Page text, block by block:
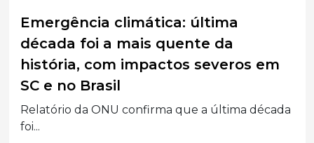
Emergência climática: última
década foi a mais quente da
história, com impactos severos em
SC e no Brasil
Relatório da ONU confirma que a última década
foi...